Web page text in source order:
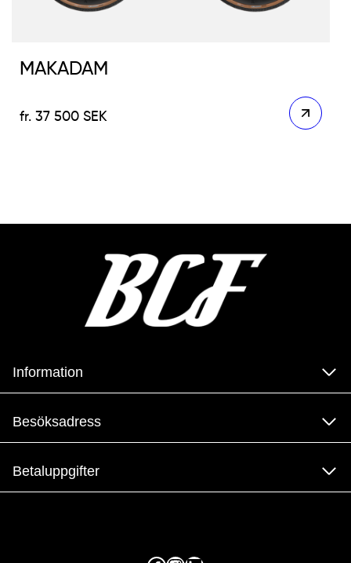
MAKADAM
37 500SEK
Information
Besöksadress
Betaluppgifter